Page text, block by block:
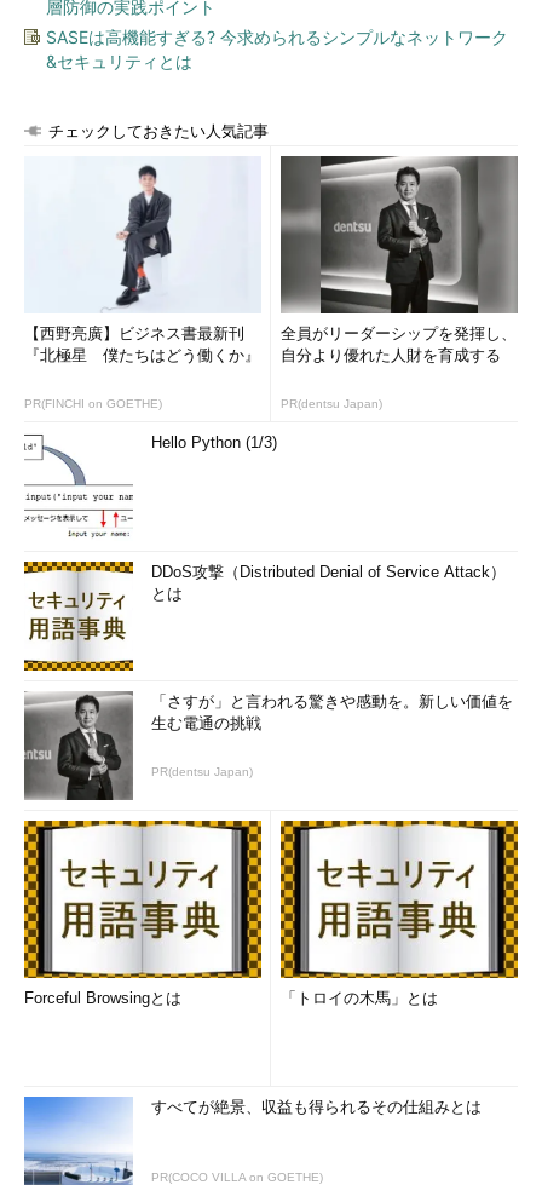
層防御の実践ポイント
SASEは高機能すぎる? 今求められるシンプルなネットワーク
&セキュリティとは
チェックしておきたい人気記事
【西野亮廣】ビジネス書最新刊
『北極星 僕たちはどう働くか』
PR(FINCHI on GOETHE)
全員がリーダーシップを発揮し、
自分より優れた人財を育成する
PR(dentsu Japan)
Hello Python (1/3)
DDoS攻撃（Distributed Denial of Service Attack）
とは
「さすが」と言われる驚きや感動を。新しい価値を
生む電通の挑戦
PR(dentsu Japan)
Forceful Browsingとは 「トロイの木馬」とは
すべてが絶景、収益も得られるその仕組みとは
PR(COCO VILLA on GOETHE)